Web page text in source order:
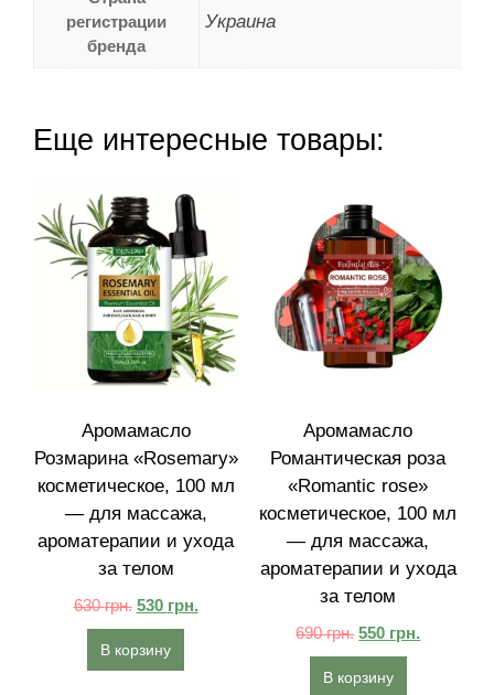
регистрации
бренда
Украина
Еще интересные товары:
Аромамасло
Розмарина «Rosemary»
косметическое, 100 мл
— для массажа,
ароматерапии и ухода
за телом
630грн. 530 грн.
В корзину
Аромамасло
Романтическая роза
«Romantic rose»
косметическое, 100 мл
— для массажа,
ароматерапии и ухода
за телом
690грн. 550 грн.
В корзину